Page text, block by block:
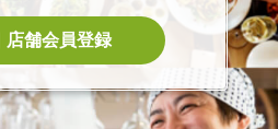
店舗会員登録